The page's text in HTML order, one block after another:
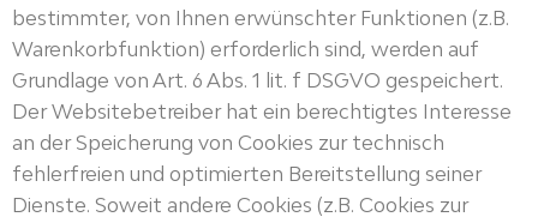
bestimmter, von Ihnen erwünschter Funktionen (z.B.
Warenkorbfunktion) erforderlich sind, werden auf
Grundlage von Art. 6 Abs. 1 lit. f DSGVO gespeichert.
Der Websitebetreiber hat ein berechtigtes Interesse
an der Speicherung von Cookies zur technisch
fehlerfreien und optimierten Bereitstellung seiner
Dienste. Soweit andere Cookies (z.B. Cookies zur